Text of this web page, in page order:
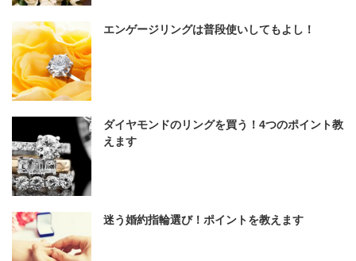
エンゲージリングは普段使いしてもよし！
ダイヤモンドのリングを買う！4つのポイント教
えます
迷う婚約指輪選び！ポイントを教えます